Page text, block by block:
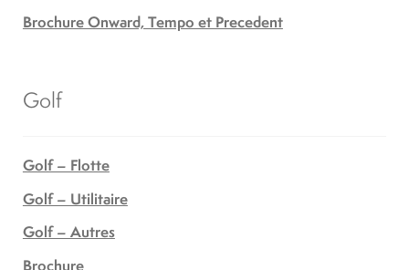
Brochure Onward, Tempo et Precedent
Golf
Golf – Flotte
Golf – Utilitaire
Golf – Autres
Brochure